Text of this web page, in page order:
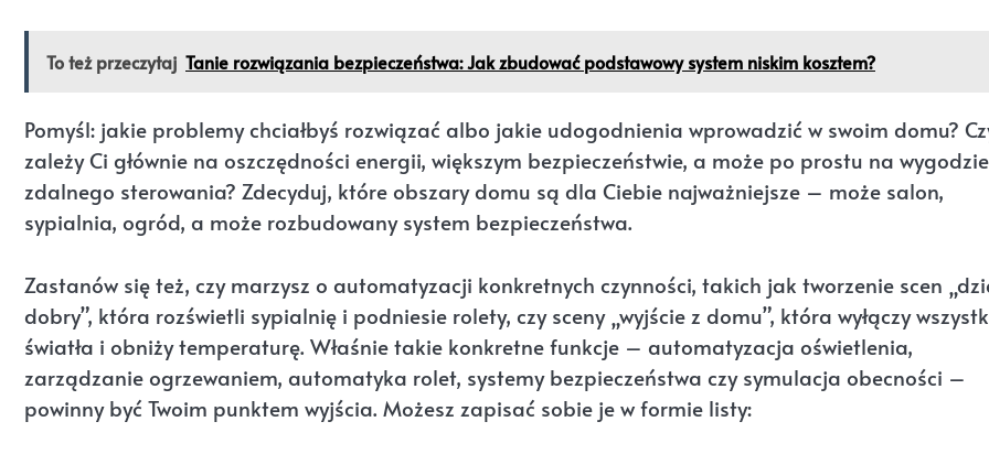
To też przeczytaj Tanie rozwiązania bezpieczeństwa: Jak zbudować podstawowy system niskim kosztem?
Pomyśl: jakie problemy chciałbyś rozwiązać albo jakie udogodnienia wprowadzić w swoim domu?
zależy Ci głównie na oszczędności energii, większym bezpieczeństwie, a może po prostu na wygodzie
zdalnego sterowania? Zdecyduj, które obszary domu są dla Ciebie najważniejsze – może salon,
sypialnia, ogród, a może rozbudowany system bezpieczeństwa.
Zastanów się też, czy marzysz o automatyzacji konkretnych czynności, takich jak tworzenie scen
dobry”, która rozświetli sypialnię i podniesie rolety, czy sceny „wyjście z domu”, która wyłączy
światła i obniży temperaturę. Właśnie takie konkretne funkcje – automatyzacja oświetlenia,
zarządzanie ogrzewaniem, automatyka rolet, systemy bezpieczeństwa czy symulacja obecności –
powinny być Twoim punktem wyjścia. Możesz zapisać sobie je w formie listy: